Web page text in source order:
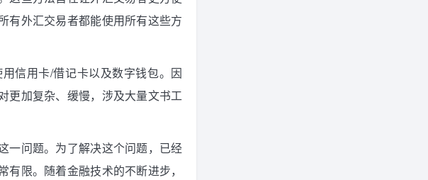
有外汇交易者都能使用所有这些方
信用卡/借记卡以及数字钱包。因
更加复杂、缓慢，涉及大量文书工
一问题。为了解决这个问题，已经
限。随着金融技术的不断进步，